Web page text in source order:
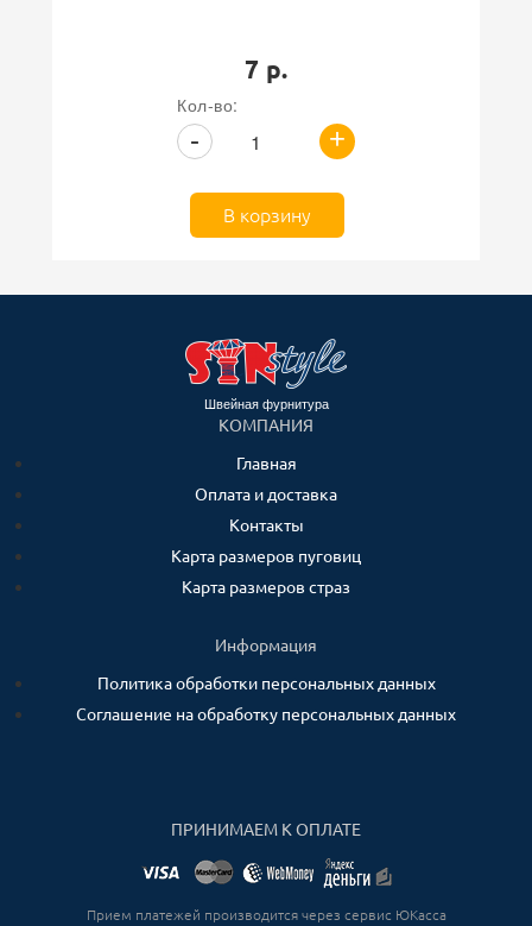
7 р.
Кол-во:
+
-
В корзину
Швейная фурнитура
КОМПАНИЯ
Главная
Оплата и доставка
Контакты
Карта размеров пуговиц
Карта размеров страз
Информация
Политика обработки персональных данных
Соглашение на обработку персональных данных
ПРИНИМАЕМ К ОПЛАТЕ
Прием платежей производится через сервис ЮКасса